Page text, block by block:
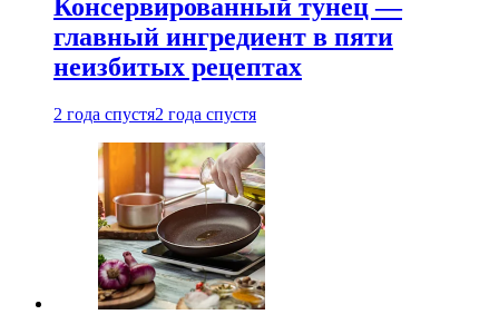
Консервированный тунец —
главный ингредиент в пяти
неизбитых рецептах
2 года спустя2 года спустя